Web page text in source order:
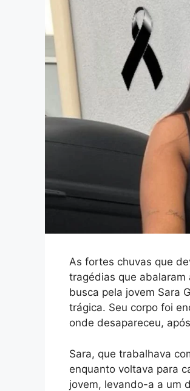
As fortes chuvas que
tragédias que
busca pela jovem Sara
trágica. Seu corpo foi
onde desapareceu,
Sara, que trabalhava
enquanto voltava para
jovem, levando-a a um